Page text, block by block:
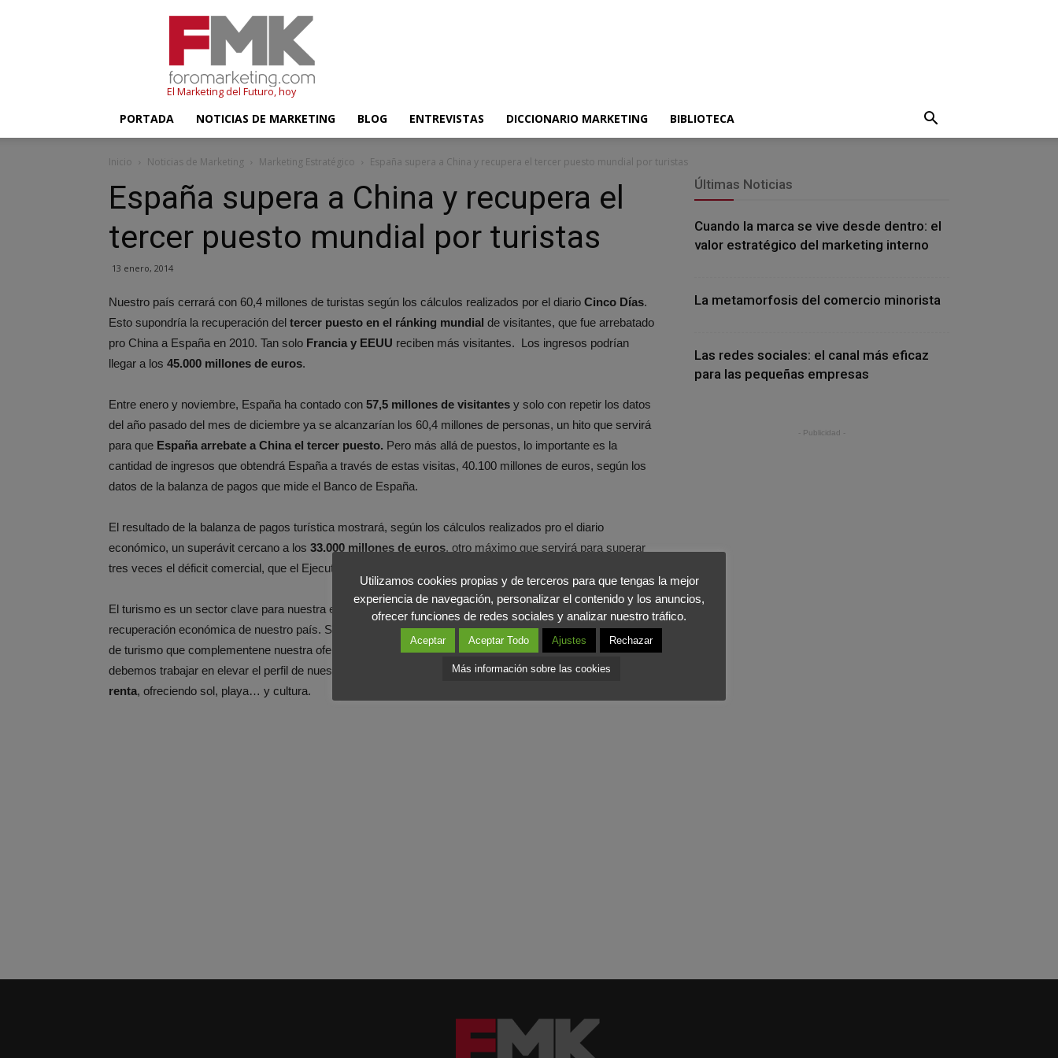
El Marketing del Futuro, hoy
PORTADA NOTICIAS DE MARKETING BLOG ENTREVISTAS DICCIONARIO MARKETING BIBLIOTECA
Inicio Noticias de Marketing Marketing Estratégico España supera a China y recupera el tercer puesto mundial por turistas
España supera a China y recupera el
tercer puesto mundial por turistas
13 enero, 2014
Nuestro país cerrará con 60,4 millones de turistas según los cálculos realizados por el diario Cinco Días.
Esto supondría la recuperación del tercer puesto en el ránking mundial de visitantes, que fue arrebatado
pro China a España en 2010. Tan solo Francia y EEUU reciben más visitantes. Los ingresos podrían
llegar a los 45.000 millones de euros.
Entre enero y noviembre, España ha contado con 57,5 millones de visitantes y solo con repetir los datos
del año pasado del mes de diciembre ya se alcanzarían los 60,4 millones de personas, un hito que servirá
para que España arrebate a China el tercer puesto. Pero más allá de puestos, lo importante es la
cantidad de ingresos que obtendrá España a través de estas visitas, 40.100 millones de euros, según los
datos de la balanza de pagos que mide el Banco de España.
El resultado de la balanza de pagos turística mostrará, según los cálculos realizados pro el diario
económico, un superávit cercano a los 33.000 millones de euros, otro máximo que servirá para superar
tres veces el déficit comercial, que el Ejecutivo calcula que podría cerrar
El turismo es un sector clave para nuestra economía, que lo necesita vivamente como motor de la
recuperación económica de nuestro país. Se debe seguirpotenciando y ofreciendo diferentes modelos
de turismo que complementene nuestra oferta. Si tenemos éxito en el modelo más económico también
debemos trabajar en elevar el perfil de nuestro turista y atraer también a aquellos quecuentan con mayor
renta, ofreciendo sol, playa… y cultura.
Últimas Noticias
Cuando la marca se vive desde dentro: el
valor estratégico del marketing interno
La metamorfosis del comercio minorista
Las redes sociales: el canal más eficaz
para las pequeñas empresas
- Publicidad -
Utilizamos cookies propias y de terceros para que tengas la mejor
experiencia de navegación, personalizar el contenido y los anuncios,
ofrecer funciones de redes sociales y analizar nuestro tráfico.
Aceptar Aceptar Todo Ajustes Rechazar
Más información sobre las cookies